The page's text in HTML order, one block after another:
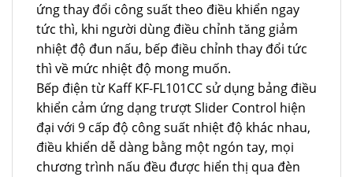
ứng thay đổi công suất theo điều khiển ngay
tức thì, khi người dùng điều chỉnh tăng giảm
nhiệt độ đun nấu, bếp điều chỉnh thay đổi tức
thì về mức nhiệt độ mong muốn.
Bếp điện từ Kaff KF-FL101CC sử dụng bảng điều
khiển cảm ứng dạng trượt Slider Control hiện
đại với 9 cấp độ công suất nhiệt độ khác nhau,
điều khiển dễ dàng bằng một ngón tay, mọi
chương trình nấu đều được hiển thị qua đèn